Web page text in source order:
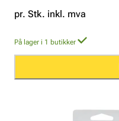
pr. Stk. inkl. mva
På lager i 1 butikker